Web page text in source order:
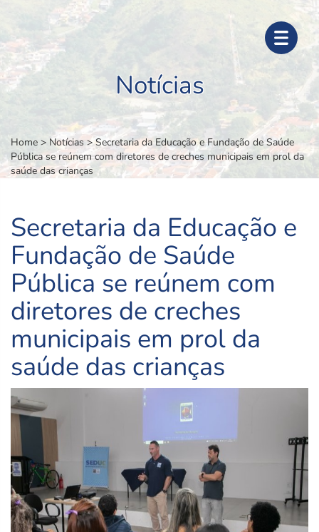
Notícias
Home > Notícias >Secretaria da Educação e Fundação de Saúde
Pública se reúnem com diretores de creches municipais em prol da
saúde das crianças
Secretaria da Educação e
Fundação de Saúde
Pública se reúnem com
diretores de creches
municipais em prol da
saúde das crianças